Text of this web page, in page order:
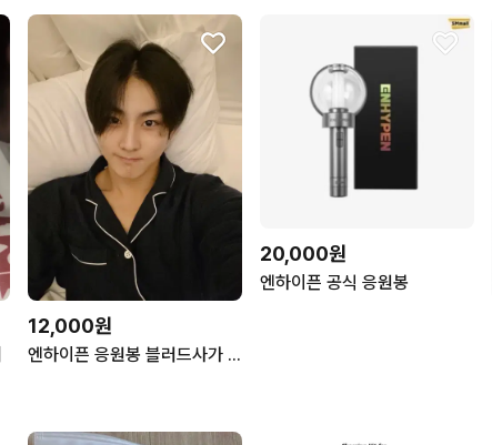
12,000원
엔하이픈 응원봉 블러드사가 부산 막콘 엔진봉1 대여
20,000원
엔하이픈 공식 응원봉